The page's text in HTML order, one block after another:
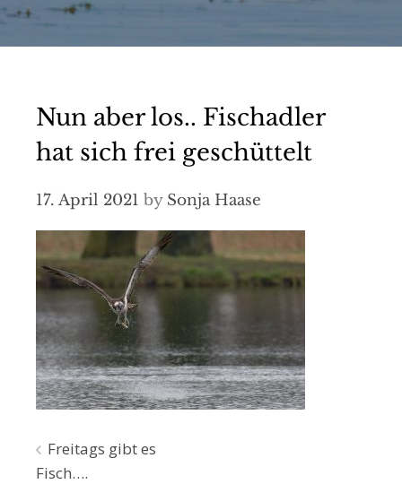
Nun aber los.. Fischadler
hat sich frei geschüttelt
17. April 2021 by Sonja Haase
Beitragsnavigation
Freitags gibt es
Fisch….